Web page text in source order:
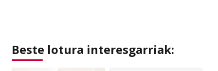
Beste lotura interesgarriak: